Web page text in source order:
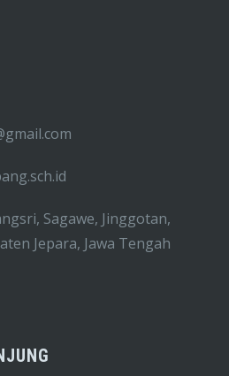
Sagawe, Jinggotan,
Jepara, Jawa Tengah